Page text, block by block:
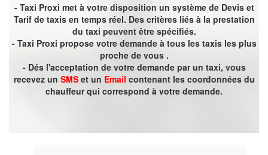
- Taxi Proxi met à votre disposition un système de Devis et
Tarif de taxis en temps réel. Des critères liés à la prestation
du taxi peuvent être spécifiés.
- Taxi Proxi propose votre demande à tous les taxis les plus
proche de vous .
- Dés l'acceptation de votre demande par un taxi, vous
recevez un SMSet un Email contenant les coordonnées du
chauffeur qui correspond à votre demande.